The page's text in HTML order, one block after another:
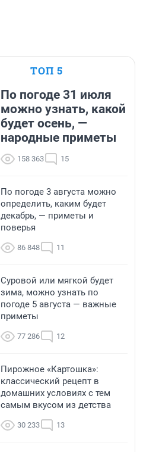
ТОП 5
По погоде 31 июля
можно узнать, какой
будет осень, —
народные приметы
158 363 15
По погоде 3 августа можно
определить, каким будет
декабрь, — приметы и
поверья
86 848 11
Суровой или мягкой будет
зима, можно узнать по
погоде 5 августа — важные
приметы
77 286 12
Пирожное «Картошка»:
классический рецепт в
домашних условиях с тем
самым вкусом из детства
30 233 13